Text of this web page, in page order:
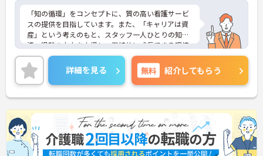
「知の循環」をコンセプトに、質の高い看護サービ
スの提供を目指しています。また、「キャリアは資
産」という考えのもと、スタッフ一人ひとりの知
識・経験の向上を支援し、継続的に成長できる環境
づくりに力を入れています。神経難病ケア、小児ケ
ア、メディカルフットケアを専門分野としており、
重度の方や医療依存度の高いご利用者様にも安心し
てサービスを提供できる体制を整えています。365
日24時間対応のほか、在宅輸血管理、腹水穿刺管
理、PD・ヴィアレブ管理などの実績も豊富です。ま
た、日本難病看護学会や日本摂食嚥下リハビリテー
ション学会への参加をはじめ、定期的な研修や地域
向けセミナーを開催しており、常に学び続けられる
環境があります。
詳細を見る 無料 紹介してもらう